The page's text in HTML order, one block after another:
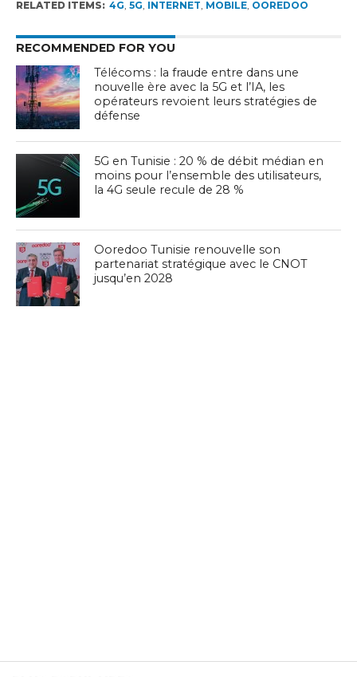
RELATED ITEMS: 4G 5G INTERNET MOBILE, OOREDOO
RECOMMENDED FOR YOU
Télécoms : la fraude entre dans une
nouvelle ère avec la 5G et l’IA, les
opérateurs revoient leurs stratégies de
défense
5G en Tunisie : 20 % de débit médian en
moins pour l’ensemble des utilisateurs,
la 4G seule recule de 28 %
Ooredoo Tunisie renouvelle son
partenariat stratégique avec le CNOT
jusqu’en 2028